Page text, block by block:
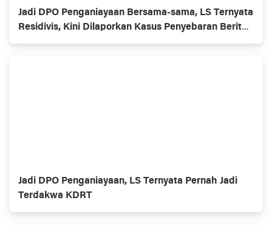
Jadi DPO Penganiayaan Bersama-sama, LS Ternyata
Residivis, Kini Dilaporkan Kasus Penyebaran Berita
Bohong
Jadi DPO Penganiayaan, LS Ternyata Pernah Jadi
Terdakwa KDRT